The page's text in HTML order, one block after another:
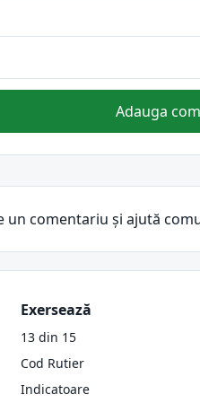
Adauga
comentariu și ajută
Exersează
13 din 15
Cod Rutier
Indicatoare